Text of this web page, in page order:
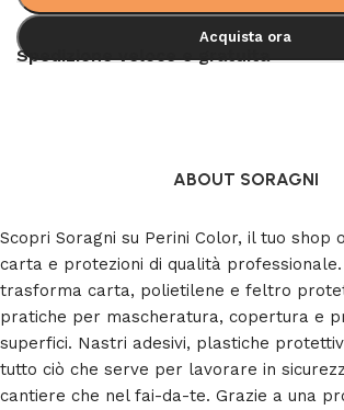
Acquista ora
Spedizione veloce e gratuita
ABOUT SORAGNI
Scopri Soragni su Perini Color, il tuo shop
carta e protezioni di qualità professionale.
trasforma carta, polietilene e feltro
pratiche per mascheratura, copertura e
superfici. Nastri adesivi, plastiche
tutto ciò che serve per lavorare in
cantiere che nel fai-da-te. Grazie a una